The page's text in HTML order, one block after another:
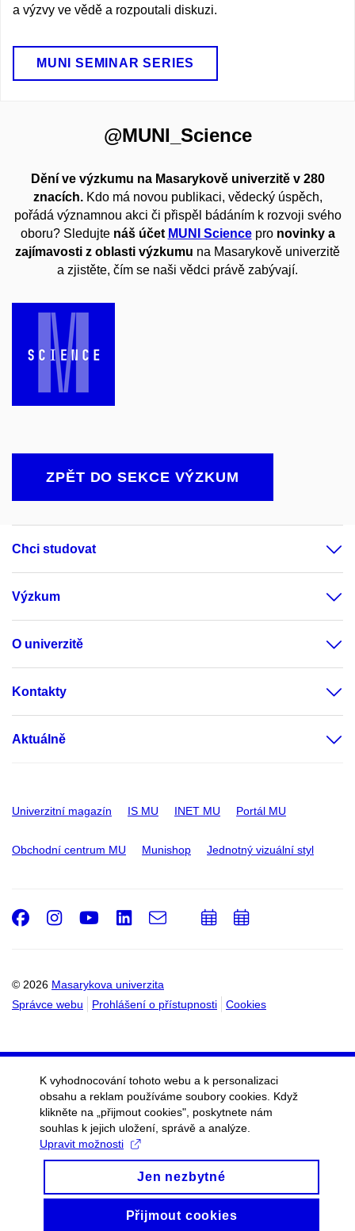
a výzvy ve vědě a rozpoutali diskuzi.
MUNI SEMINAR SERIES
@MUNI_Science
Dění ve výzkumu na Masarykově univerzitě v 280
znacích.Kdo má novou publikaci, vědecký úspěch,
pořádá významnou akci či přispěl bádáním k rozvoji svého
oboru? Sledujte náš účet MUNI Sciencepro novinky a
zajímavosti z oblasti výzkumu na Masarykově univerzitě
a zjistěte, čím se naši vědci právě zabývají.
ZPĚT DO SEKCE VÝZKUM
Chci studovat
Výzkum
O univerzitě
Kontakty
Aktuálně
Univerzitní magazín IS MU INET MU Portál MU
Obchodní centrum MU Munishop Jednotný vizuální styl
© 2026 Masarykova univerzita
Správce webu
Prohlášení o přístupnosti Cookies
Facebook
Instagram
Youtube
LinkedIn
e-
PřidatPřidat
K vyhodnocování tohoto webu a k personalizaci
obsahu a reklam používáme soubory cookies. Když
klikněte na „přijmout cookies", poskytnete nám
souhlas k jejich uložení, správě a analýze.
Upravit možnosti
Jen nezbytné
Přijmout cookies